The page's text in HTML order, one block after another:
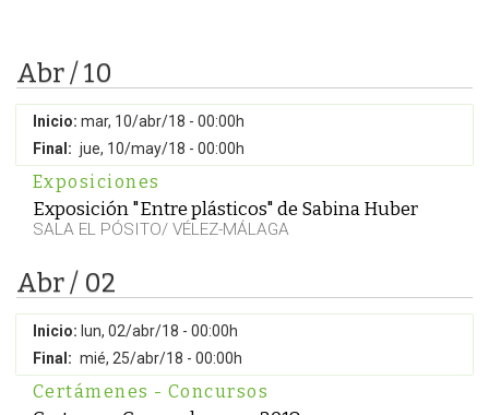
Abr / 10
Inicio: mar, 10/abr/18 - 00:00h
Final: jue, 10/may/18 - 00:00h
Exposiciones
Exposición "Entre plásticos" de Sabina Huber
SALA EL PÓSITO/ VÉLEZ-MÁLAGA
Abr / 02
Inicio: lun, 02/abr/18 - 00:00h
Final: mié, 25/abr/18 - 00:00h
Certámenes - Concursos